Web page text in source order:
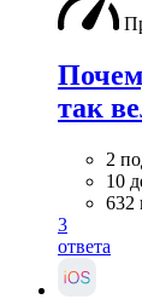
так
2
10
632
3
ответа